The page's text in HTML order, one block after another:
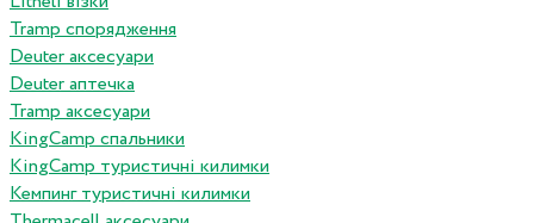
Tramp спорядження
Deuter аксесуари
Deuter аптечка
Tramp аксесуари
KingCamp спальники
KingCamp туристичні килимки
Кемпинг туристичні килимки